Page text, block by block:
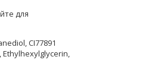
для
CI77891
Ethylhexylglycerin,